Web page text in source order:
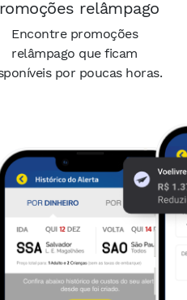
relâmpago
Encontre promoções
relâmpago que ficam
por poucas horas.